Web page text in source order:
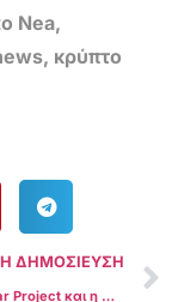
Nea,
, κρύπτο
ΔΗΜΟΣΙΕΥΣΗ
Το Digital Dollar Project και η Western Union ολοκληρώνουν με επιτυχία το πιλοτικό πρόγραμμα CBDC για τα εμβάσματα λιανικής πώλησης